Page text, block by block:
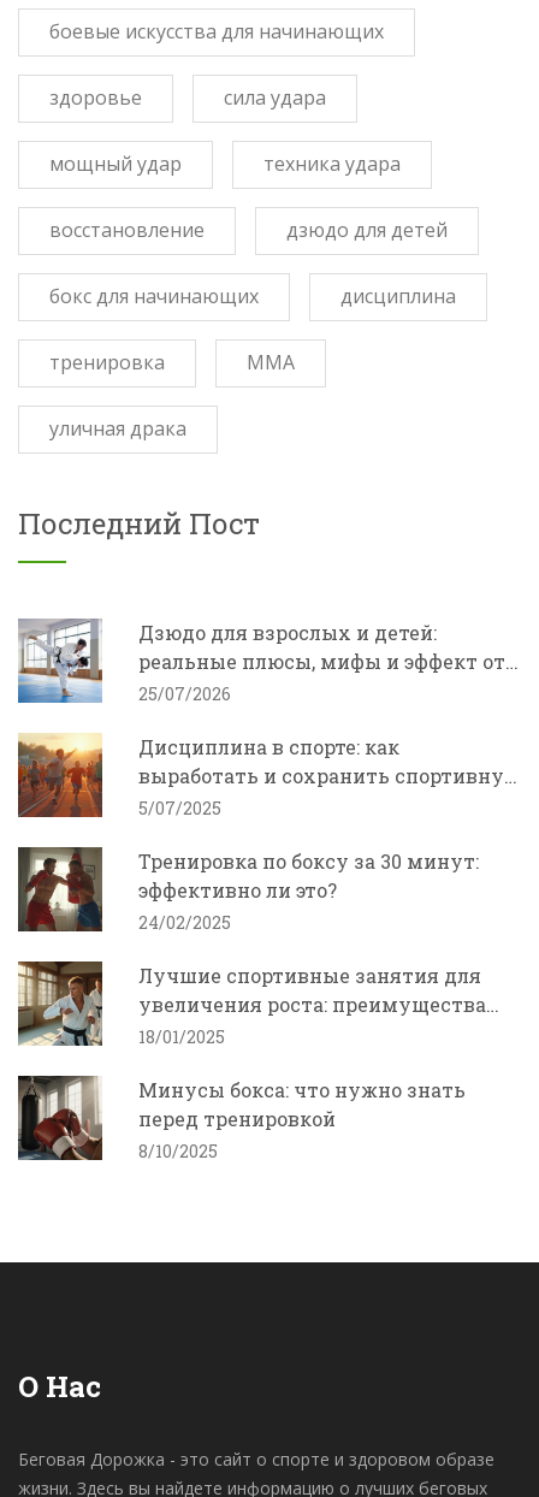
боевые искусства для начинающих
здоровье сила удара
мощный удар техника удара
восстановление дзюдо для детей
бокс для начинающих дисциплина
тренировка ММА
уличная драка
Последний Пост
Дзюдо для взрослых и детей:
реальные плюсы, мифы и эффект от
занятий
25/07/2026
Дисциплина в спорте: как
выработать и сохранить спортивную
дисциплину у детей и взрослых
5/07/2025
Тренировка по боксу за 30 минут:
эффективно ли это?
24/02/2025
Лучшие спортивные занятия для
увеличения роста: преимущества
дзюдо
18/01/2025
Минусы бокса: что нужно знать
перед тренировкой
8/10/2025
О Нас
Беговая Дорожка - это сайт о спорте и здоровом образе
жизни. Здесь вы найдете информацию о лучших беговых